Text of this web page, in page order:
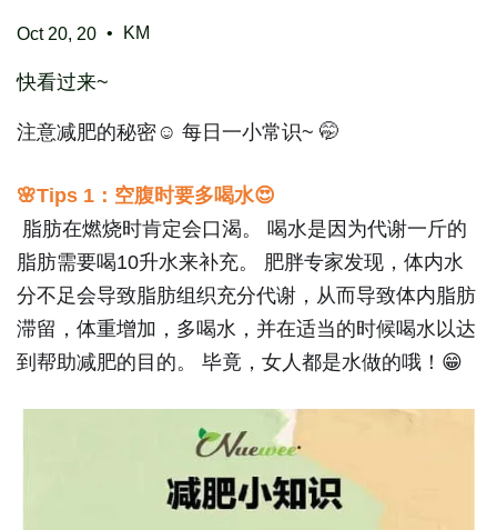
Oct 20, 20 • KM
快看过来~
注意减肥的秘密☺ 每日一小常识~ 🤭
🌸Tips 1 ：空腹时要多喝水😍
脂肪在燃烧时肯定会口渴。
喝水是因为代谢一斤的
脂肪需要喝10升水来补充。
肥胖专家发现，体内水
分不足会导致脂肪组织充分代谢，从而导致体内脂肪
滞留，体重增加，多喝水，并在适当的时候喝水以达
到帮助减肥的目的。
毕竟，女人都是水做的哦！ 😁